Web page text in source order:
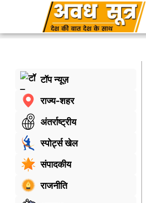
टॉप न्यूज़
राज्य-शहर
अंतर्राष्ट्रीय
स्पोर्ट्स खेल
संपादकीय
राजनीति